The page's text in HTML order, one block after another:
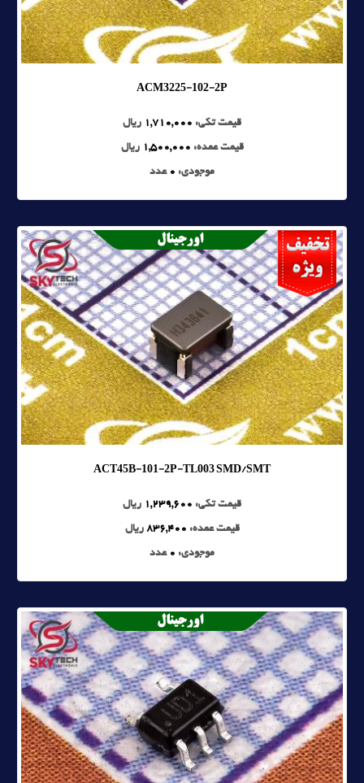
ACM3225-102-2P
قیمت تکی: 1,710,000 ریال
قیمت عمده: 1,500,000 ریال
موجودی: 0 عدد
ACT45B-101-2P-TL003 SMD/SMT
قیمت تکی: 1,239,600 ریال
قیمت عمده: 836,400 ریال
موجودی: 0 عدد